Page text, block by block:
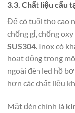
3.3. Chất liệu cấu
Để có tuổi thọ cao
chống gỉ, chống
SUS304. Inox có
hoạt động trong
ngoài đèn led hồ
hơn các chất liệu
Mặt đèn chính là